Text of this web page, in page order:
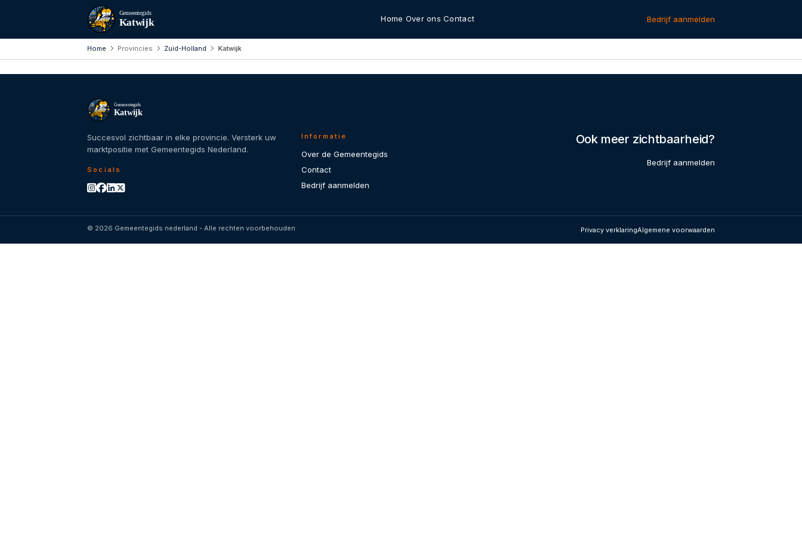
Gemeentegids
Katwijk Home Over ons Contact Bedrijf aanmelden
Home Provincies Zuid-Holland Katwijk
Gemeentegids
Katwijk
Succesvol zichtbaar in elke provincie. Versterk uw
marktpositie met Gemeentegids Nederland.
Socials
Informatie
Over de Gemeentegids
Contact
Bedrijf aanmelden
Ook meer zichtbaarheid?
Bedrijf aanmelden
© 2026 Gemeentegids nederland - Alle rechten voorbehouden Privacy verklaringAlgemene voorwaarden